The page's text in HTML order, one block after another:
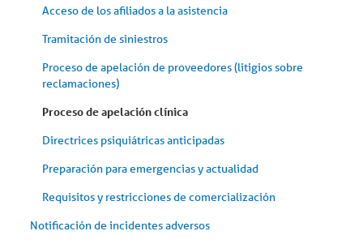
Acceso de los afiliados a la asistencia
Tramitación de siniestros
Proceso de apelación de proveedores (litigios sobre
reclamaciones)
Proceso de apelación clínica
Directrices psiquiátricas anticipadas
Preparación para emergencias y actualidad
Requisitos y restricciones de comercialización
Notificación de incidentes adversos